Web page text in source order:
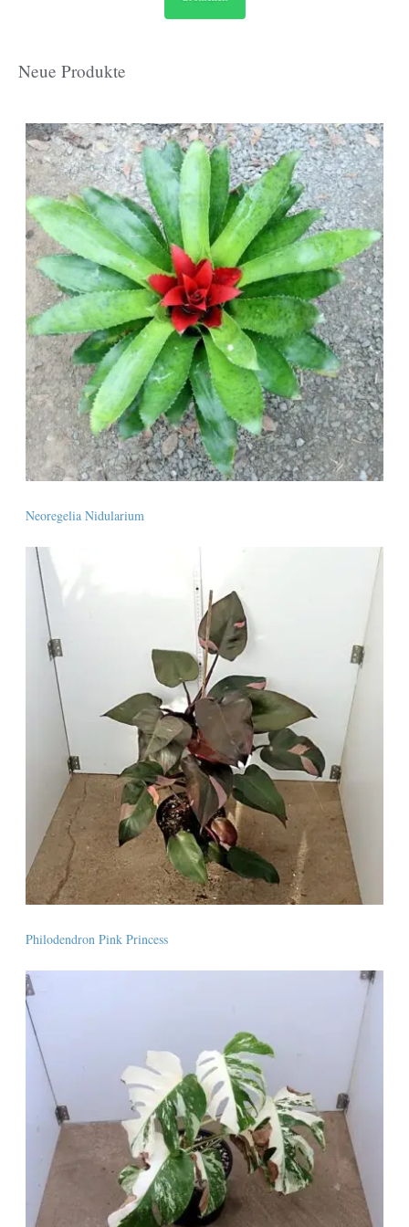
Neue Produkte
Neoregelia Nidularium
Philodendron Pink Princess